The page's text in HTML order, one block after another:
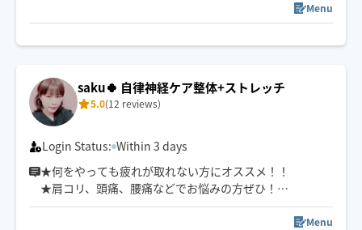
頭痛/肩こり/腰痛/睡眠などの慢性的なお悩みもご相談く
ださい。
がございます。
希望日時があれば問い合わせください。
お子様や🐶🐈ご一緒OKです◎
Menu
saku🍀 自律神経ケア整体+ストレッチ
5.0(12 reviews)
Login Status: Within 3 days
★何をやっても疲れが取れない方にオススメ！！
★肩コリ、頭痛、腰痛などでお悩みの方ぜひ！
★強揉み、弱揉み等のご希望にもバッチリ対応致しま
Menu